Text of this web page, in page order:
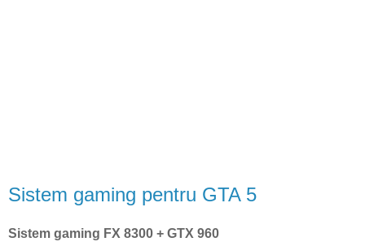
Sistem gaming pentru GTA 5
Sistem gaming FX 8300 + GTX 960